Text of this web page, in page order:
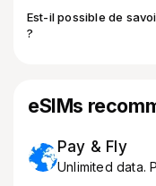
Est-il possible de
?
eSIMs
Pay & Fly
Unlimited data.